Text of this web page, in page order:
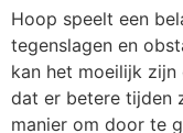
Hoop speelt een
tegenslagen en
kan het moeilijk
dat er betere tijden
manier om door te